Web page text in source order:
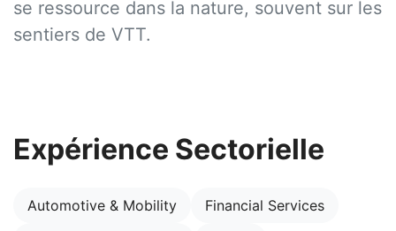
se ressource dans la nature, souvent sur les
sentiers de VTT.
Expérience Sectorielle
Automotive & Mobility
Financial Services